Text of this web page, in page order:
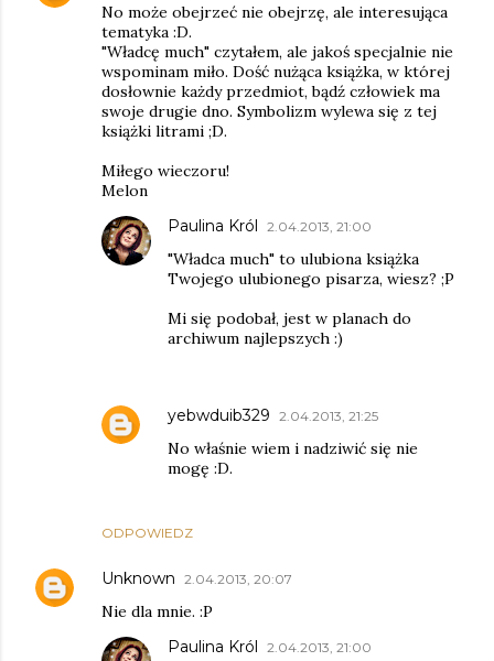
No może obejrzeć nie obejrzę, ale interesująca
tematyka :D.
"Władcę much" czytałem, ale jakoś specjalnie nie
wspominam miło. Dość nużąca książka, w której
dosłownie każdy przedmiot, bądź człowiek ma
swoje drugie dno. Symbolizm wylewa się z tej
książki litrami ;D.
Miłego wieczoru!
Melon
ODPOWIEDZ
Paulina Król 2.04.2013, 21:00
"Władca much" to ulubiona książka
Twojego ulubionego pisarza, wiesz? ;P
Mi się podobał, jest w planach do
archiwum najlepszych :)
yebwduib329 2.04.2013, 21:25
No właśnie wiem i nadziwić się nie
mogę :D.
Unknown 2.04.2013, 20:07
Nie dla mnie. :P
Paulina Król 2.04.2013, 21:00